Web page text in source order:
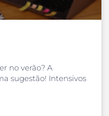
no verão? A
sugestão! Intensivos